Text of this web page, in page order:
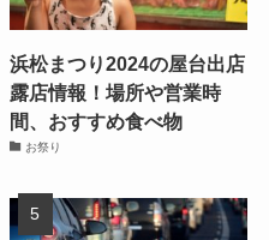
浜松まつり2024の屋台出店
露店情報！場所や営業時
間、おすすめ食べ物
お祭り